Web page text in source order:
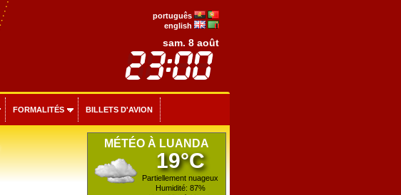
português
english
sam. 8 août
FORMALITÉS BILLETS D'AVION
MÉTÉO À LUANDA
19°C
Partiellement nuageux
Humidité: 87%